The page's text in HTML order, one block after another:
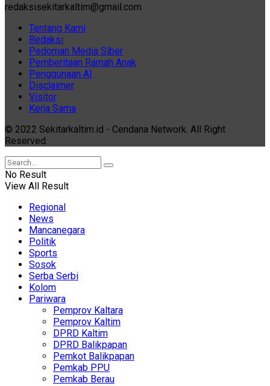
redaksisekitarkaltim@gmail.com
Tentang Kami
Redaksi
Pedoman Media Siber
Pemberitaan Ramah Anak
Penggunaan AI
Disclaimer
Visitor
Kerja Sama
© 2022 Sekitarkaltim.id - Cendana Network. All Right
Reserved.
No Result
View All Result
Regional
News
Mancanegara
Politik
Sports
Sosok
Serba Serbi
Kolom
Pariwara
Pemprov Kaltara
Pemprov Kaltim
DPRD Kaltim
DPRD Balikpapan
Pemkot Balikpapan
Pemkab PPU
Pemkab Berau